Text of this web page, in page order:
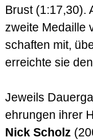
Brust (1:17,30).
zweite Medaille
schaften mit,
erreichte sie
Jeweils
ehrungen ihrer
Nick Scholz